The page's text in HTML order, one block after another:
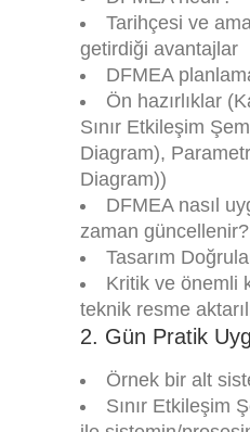
Tarihçesi ve
getirdiği avantajlar
DFMEA
Ön hazırlıklar
Sınır Etkileşim
Diagram),
Diagram))
DFMEA nasıl
zaman güncellenir?
Tasarım
Kritik ve önemli
teknik resme
2. Gün Pratik
Örnek bir alt
Sınır Etkileşim